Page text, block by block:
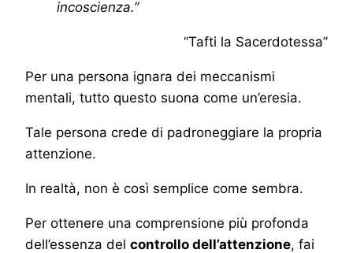
incoscienza.”
“Tafti la Sacerdotessa”
Per una persona ignara dei meccanismi
mentali, tutto questo suona come un’eresia.
Tale persona crede di padroneggiare la propria
attenzione.
In realtà, non è così semplice come sembra.
Per ottenere una comprensione più profonda
dell’essenza del controllo dell’attenzione, fai